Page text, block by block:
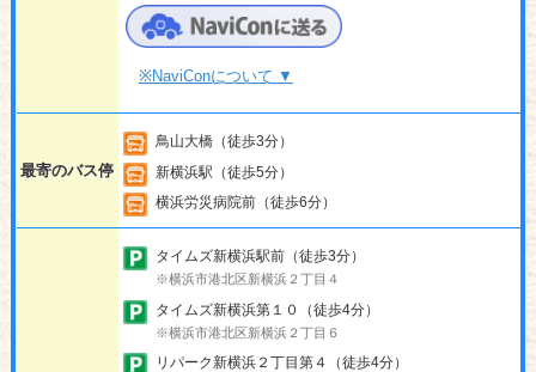
※NaviConについて ▼
最寄のバス停
鳥山大橋（徒歩3分）
新横浜駅（徒歩5分）
横浜労災病院前（徒歩6分）
タイムズ新横浜駅前（徒歩3分）
※横浜市港北区新横浜２丁目４
タイムズ新横浜第１０（徒歩4分）
※横浜市港北区新横浜２丁目６
リパーク新横浜２丁目第４（徒歩4分）